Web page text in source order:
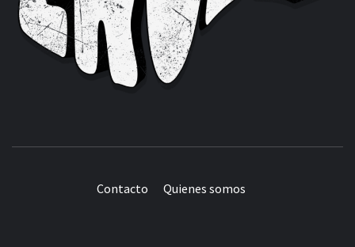
Contacto Quienes somos